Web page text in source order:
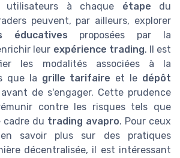
utilisateurs à chaque étape du
peuvent, par ailleurs, explorer
éducatives proposées par la
leur expérience trading. Il est
les modalités associées à la
que la grille tarifaire et le dépôt
de s'engager. Cette prudence
contre les risques tels que
cadre du trading avapro. Pour ceux
savoir plus sur des pratiques
décentralisée, il est intéressant